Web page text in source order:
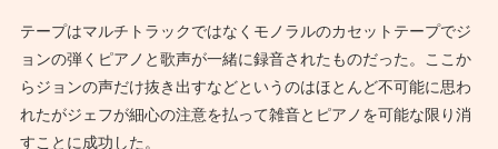
テープはマルチトラックではなくモノラルのカセットテープでジ
ョンの弾くピアノと歌声が一緒に録音されたものだった。ここか
らジョンの声だけ抜き出すなどというのはほとんど不可能に思わ
れたがジェフが細心の注意を払って雑音とピアノを可能な限り消
すことに成功した。